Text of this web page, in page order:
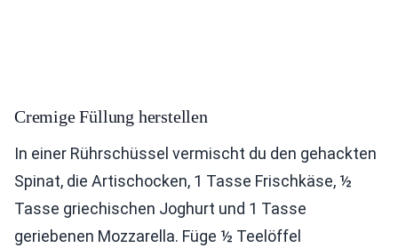
Cremige Füllung herstellen
In einer Rührschüssel vermischt du den gehackten
Spinat, die Artischocken, 1 Tasse Frischkäse, ½
Tasse griechischen Joghurt und 1 Tasse
geriebenen Mozzarella. Füge ½ Teelöffel